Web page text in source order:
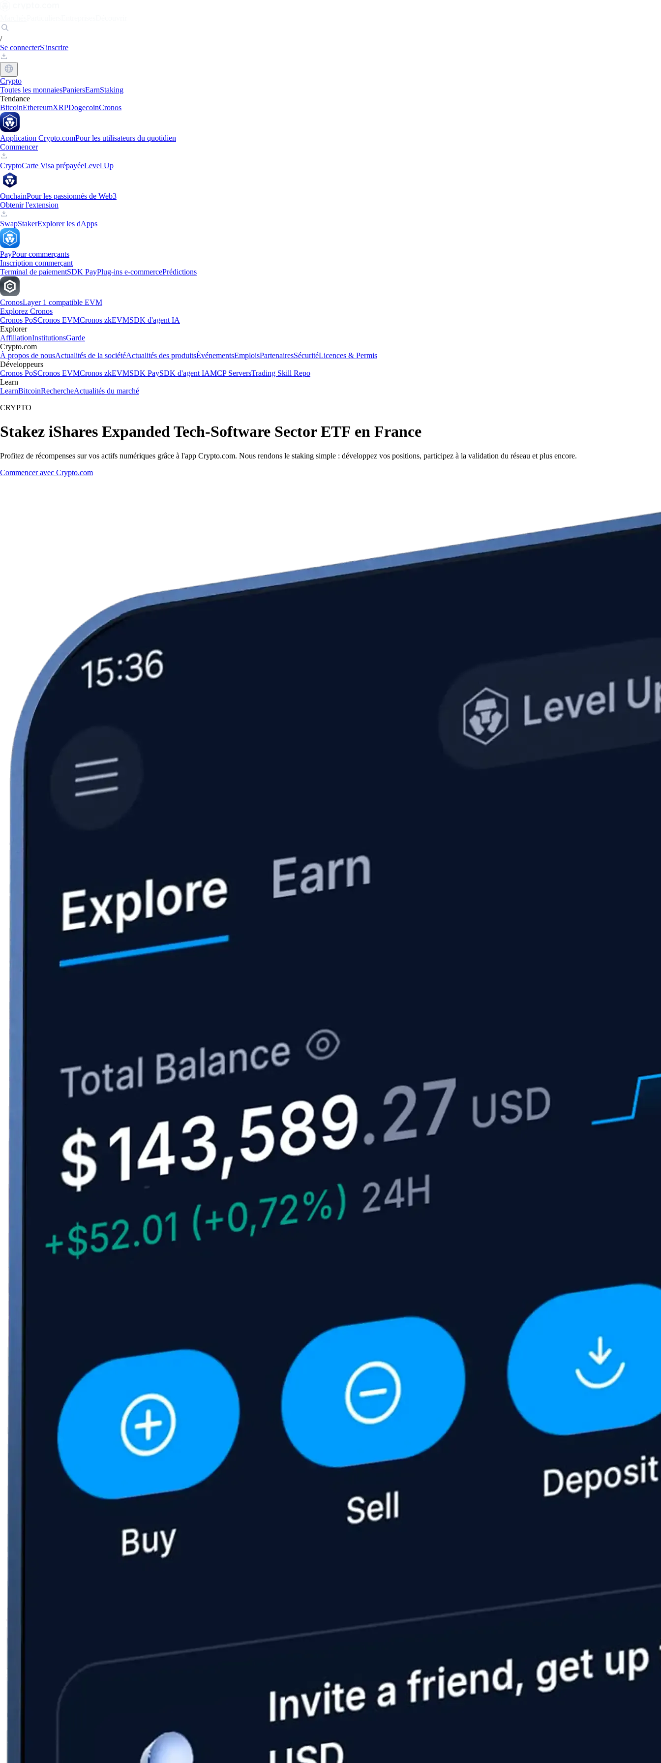
/
Se connecterS'inscrire
Crypto
Toutes les monnaiesPaniersEarnStaking
Tendance
BitcoinEthereumXRPDogecoinCronos
Application Crypto.comPour les utilisateurs du quotidien
Commencer
CryptoCarte Visa prépayéeLevel Up
OnchainPour les passionnés de Web3
Obtenir l'extension
SwapStakerExplorer les dApps
PayPour commerçants
Inscription commerçant
Terminal de paiementSDK PayPlug-ins e-commercePrédictions
CronosLayer 1 compatible EVM
Explorez Cronos
Cronos PoSCronos EVMCronos zkEVMSDK d'agent IA
Explorer
AffiliationInstitutionsGarde
Crypto.com
À propos de nousActualités de la sociétéActualités des produitsÉvénementsEmploisPartenairesSécuritéLicences & Permis
Développeurs
Cronos PoSCronos EVMCronos zkEVMSDK PaySDK d'agent IAMCP ServersTrading Skill Repo
Learn
LearnBitcoinRechercheActualités du marché
CRYPTO
Stakez iShares Expanded Tech-Software Sector ETF en France
Profitez de récompenses sur vos actifs numériques grâce à l'app Crypto.com. Nous rendons le staking simple : développez vos positions, participez à la validation du réseau et plus encore.
Commencer avec Crypto.com